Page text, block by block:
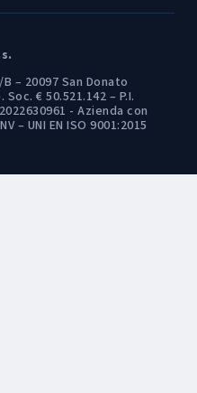
– 20097 San Donato
Soc. € 50.521.142 – P.I.
- Azienda con
– UNI EN ISO 9001:2015